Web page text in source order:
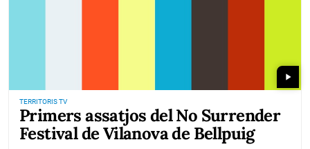
play_arrow
TERRITORIS TV
Primers assatjos del No Surrender
Festival de Vilanova de Bellpuig